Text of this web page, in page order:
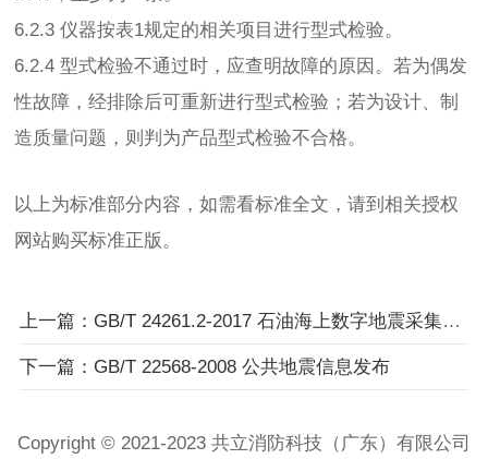
6.2.3 仪器按表1规定的相关项目进行型式检验。
6.2.4 型式检验不通过时，应查明故障的原因。若为偶发
性故障，经排除后可重新进行型式检验；若为设计、制
造质量问题，则判为产品型式检验不合格。
以上为标准部分内容，如需看标准全文，请到相关授权
网站购买标准正版。
上一篇：GB/T 24261.2-2017 石油海上数字地震采集拖缆系统 第2部分：水听器拖缆技术条件
下一篇：GB/T 22568-2008 公共地震信息发布
Copyright © 2021-2023 共立消防科技（广东）有限公司